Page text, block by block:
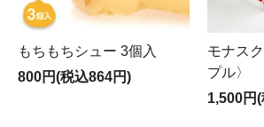
●宅配サービス●
引き続きインターネット注文を一時休
ております。
再開の際には改めてお知らせいたしま
もちもちシュー 3個入
800円(税込864円)
モナス
プル〉
1,500円